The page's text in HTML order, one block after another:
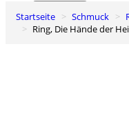
0
Warenkorb
Startseite Schmuck
Ring, Die Hände der